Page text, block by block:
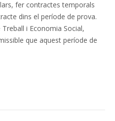
fer contractes temporals
dins el període de prova.
i Economia Social,
que aquest període de